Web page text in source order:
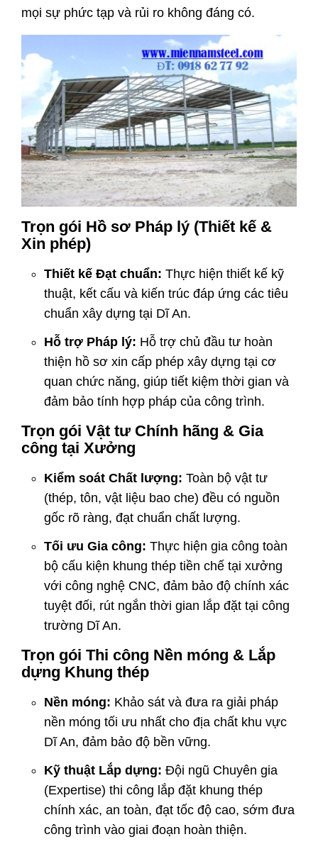
mọi sự phức tạp và rủi ro không đáng có.
Trọn gói Hồ sơ Pháp lý (Thiết kế &
Xin phép)
Thiết kế Đạt chuẩn: Thực hiện thiết kế kỹ
thuật, kết cấu và kiến trúc đáp ứng các tiêu
chuẩn xây dựng tại Dĩ An.
Hỗ trợ Pháp lý: Hỗ trợ chủ đầu tư hoàn
thiện hồ sơ xin cấp phép xây dựng tại cơ
quan chức năng, giúp tiết kiệm thời gian và
đảm bảo tính hợp pháp của công trình.
Trọn gói Vật tư Chính hãng & Gia
công tại Xưởng
Kiểm soát Chất lượng: Toàn bộ vật tư
(thép, tôn, vật liệu bao che) đều có nguồn
gốc rõ ràng, đạt chuẩn chất lượng.
Tối ưu Gia công: Thực hiện gia công toàn
bộ cấu kiện khung thép tiền chế tại xưởng
với công nghệ CNC, đảm bảo độ chính xác
tuyệt đối, rút ngắn thời gian lắp đặt tại công
trường Dĩ An.
Trọn gói Thi công Nền móng & Lắp
dựng Khung thép
Nền móng: Khảo sát và đưa ra giải pháp
nền móng tối ưu nhất cho địa chất khu vực
Dĩ An, đảm bảo độ bền vững.
Kỹ thuật Lắp dựng: Đội ngũ Chuyên gia
(Expertise) thi công lắp đặt khung thép
chính xác, an toàn, đạt tốc độ cao, sớm đưa
công trình vào giai đoạn hoàn thiện.